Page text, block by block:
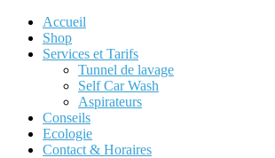
Accueil
Shop
Services et Tarifs
Tunnel de lavage
Self Car Wash
Aspirateurs
Conseils
Ecologie
Contact & Horaires